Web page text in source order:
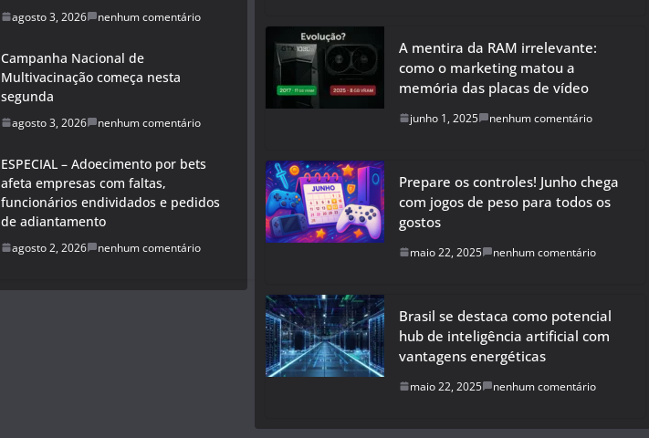
agosto 3, 2026 nenhum comentário
Campanha Nacional de
Multivacinação começa nesta
segunda
agosto 3, 2026 nenhum comentário
ESPECIAL – Adoecimento por bets
afeta empresas com faltas,
funcionários endividados e pedidos
de adiantamento
agosto 2, 2026 nenhum comentário
A mentira da RAM irrelevante:
como o marketing matou a
memória das placas de vídeo
junho 1, 2025 nenhum comentário
Prepare os controles! Junho chega
com jogos de peso para todos os
gostos
maio 22, 2025 nenhum comentário
Brasil se destaca como potencial
hub de inteligência artificial com
vantagens energéticas
maio 22, 2025 nenhum comentário